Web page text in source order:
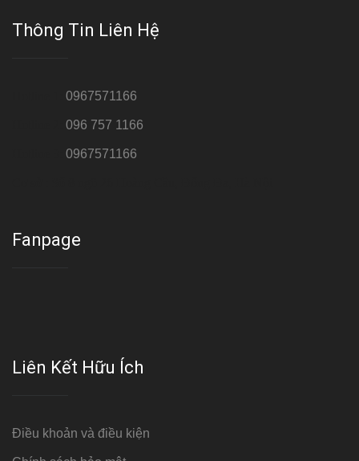
Thông Tin Liên Hệ
0967571166
096 757 1166
0967571166
Fanpage
Liên Kết Hữu Ích
Điều khoản và điều kiện